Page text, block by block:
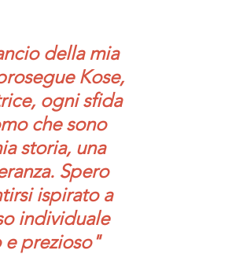
della mia
Kose,
ogni sfida
che sono
storia, una
Spero
ispirato a
individuale
e prezioso"